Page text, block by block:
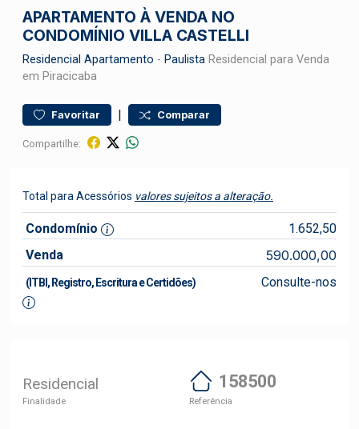
APARTAMENTO À VENDA NO
CONDOMÍNIO VILLA CASTELLI
Residencial Apartamento - Paulista Residencial para Venda
em Piracicaba
Favoritar | Comparar
Compartilhe:
Total para Acessórios valores sujeitos a alteração.
Condomínio
1.652,50
Venda
590.000,00
(ITBI, Registro, Escritura e Certidões) Consulte-nos
Residencial
Finalidade
158500
Referência